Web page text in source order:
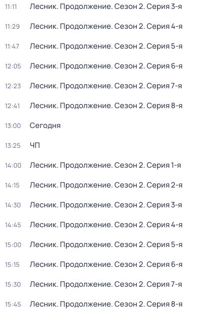
11:11 Лесник. Продолжение. Сезон 2. Серия 3-я
11:29 Лесник. Продолжение. Сезон 2. Серия 4-я
11:47 Лесник. Продолжение. Сезон 2. Серия 5-я
12:05 Лесник. Продолжение. Сезон 2. Серия 6-я
12:23 Лесник. Продолжение. Сезон 2. Серия 7-я
12:41 Лесник. Продолжение. Сезон 2. Серия 8-я
13:00 Сегодня
13:25 ЧП
14:00 Лесник. Продолжение. Сезон 2. Серия 1-я
14:15 Лесник. Продолжение. Сезон 2. Серия 2-я
14:30 Лесник. Продолжение. Сезон 2. Серия 3-я
14:45 Лесник. Продолжение. Сезон 2. Серия 4-я
15:00 Лесник. Продолжение. Сезон 2. Серия 5-я
15:15 Лесник. Продолжение. Сезон 2. Серия 6-я
15:30 Лесник. Продолжение. Сезон 2. Серия 7-я
15:45 Лесник. Продолжение. Сезон 2. Серия 8-я